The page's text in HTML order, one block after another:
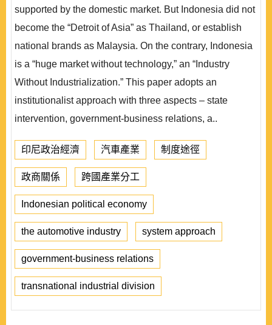
supported by the domestic market. But Indonesia did not
become the “Detroit of Asia” as Thailand, or establish
national brands as Malaysia. On the contrary, Indonesia
is a “huge market without technology,” an “Industry
Without Industrialization.” This paper adopts an
institutionalist approach with three aspects – state
intervention, government-business relations, a..
印尼政治經濟 汽車產業 制度途徑
政商關係 跨國產業分工
Indonesian political economy
the automotive industry system approach
government-business relations
transnational industrial division